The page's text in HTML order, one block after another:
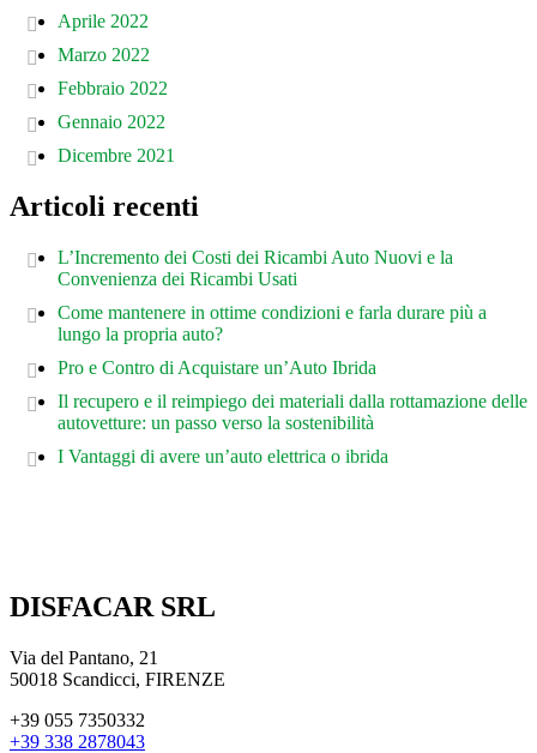
Aprile 2022
Marzo 2022
Febbraio 2022
Gennaio 2022
Dicembre 2021
Articoli recenti
L’Incremento dei Costi dei Ricambi Auto Nuovi e la
Convenienza dei Ricambi Usati
Come mantenere in ottime condizioni e farla durare più a
lungo la propria auto?
Pro e Contro di Acquistare un’Auto Ibrida
Il recupero e il reimpiego dei materiali dalla rottamazione delle
autovetture: un passo verso la sostenibilità
I Vantaggi di avere un’auto elettrica o ibrida
DISFACAR SRL
Via del Pantano, 21
50018 Scandicci, FIRENZE
+39 055 7350332
+39 338 2878043